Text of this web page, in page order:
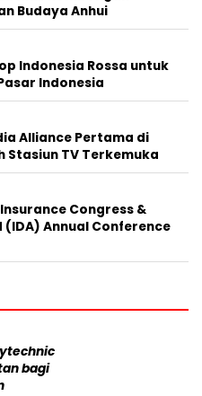
Budaya Anhui
Indonesia Rossa untuk
Indonesia
Alliance Pertama di
Stasiun TV Terkemuka
Congress &
Annual Conference
bagi